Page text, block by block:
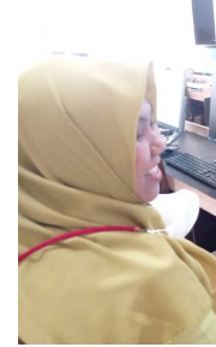
Layanan Publik
Whistleblowing
Tentang Kami